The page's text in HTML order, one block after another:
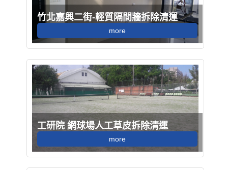
竹北嘉興二街-輕質隔間牆拆除清運
more
工研院 網球場人工草皮拆除清運
more